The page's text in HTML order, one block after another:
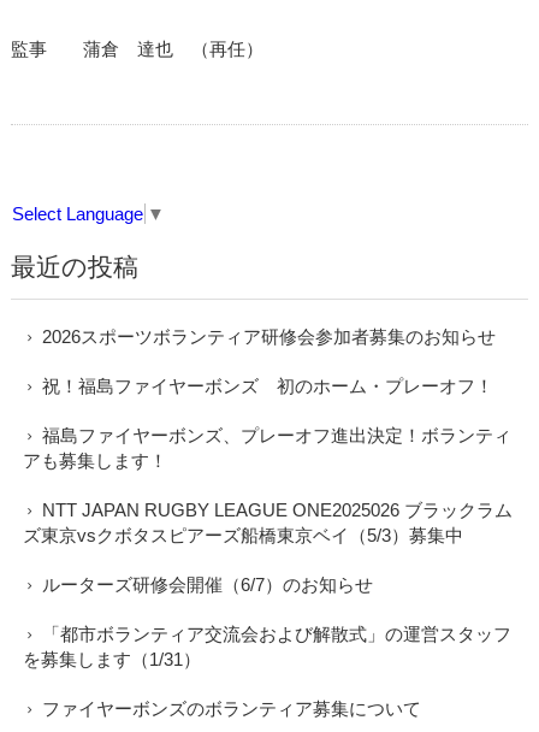
監事 蒲倉 達也 （再任）
Select Language ▼
最近の投稿
2026スポーツボランティア研修会参加者募集のお知らせ
祝！福島ファイヤーボンズ 初のホーム・プレーオフ！
福島ファイヤーボンズ、プレーオフ進出決定！ボランティ
アも募集します！
NTT JAPAN RUGBY LEAGUE ONE2025026 ブラックラム
ズ東京vsクボタスピアーズ船橋東京ベイ（5/3）募集中
ルーターズ研修会開催（6/7）のお知らせ
「都市ボランティア交流会および解散式」の運営スタッフ
を募集します（1/31）
ファイヤーボンズのボランティア募集について